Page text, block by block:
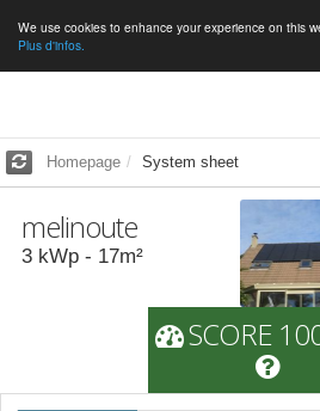
We use cookies to enhance your experience on this
Plus d'infos.
Homepage System sheet
melinoute
3 kWp - 17m²
SCORE